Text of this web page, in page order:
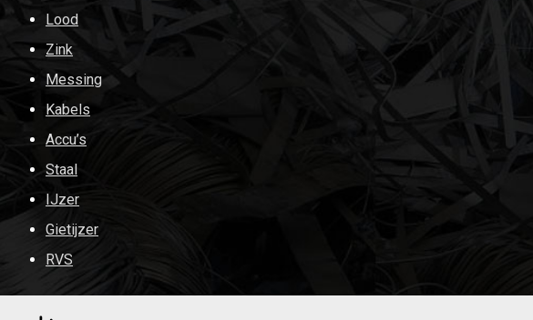
Lood
Zink
Messing
Kabels
Accu’s
Staal
IJzer
Gietijzer
RVS